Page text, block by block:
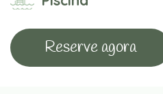
Reserve agora